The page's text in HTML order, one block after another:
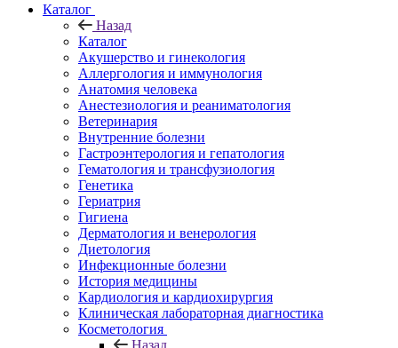
Каталог
Назад
Каталог
Акушерство и гинекология
Аллергология и иммунология
Анатомия человека
Анестезиология и реаниматология
Ветеринария
Внутренние болезни
Гастроэнтерология и гепатология
Гематология и трансфузиология
Генетика
Гериатрия
Гигиена
Дерматология и венерология
Диетология
Инфекционные болезни
История медицины
Кардиология и кардиохирургия
Клиническая лабораторная диагностика
Косметология
Назад